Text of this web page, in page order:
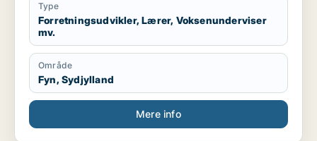
25 arbejdstimer ugentligt.
Type
Forretningsudvikler, Lærer, Voksenunderviser
mv.
Område
Fyn, Sydjylland
Mere info